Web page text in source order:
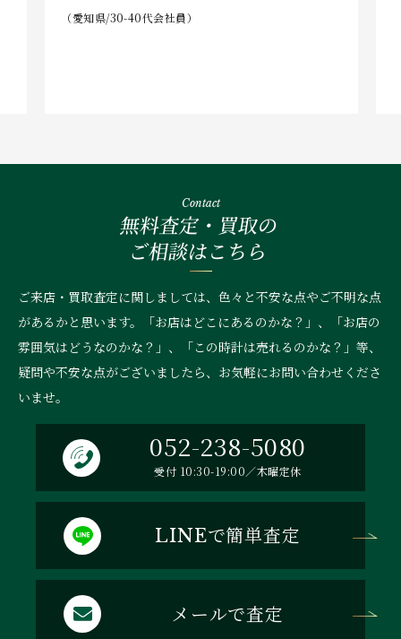
（愛知県/30-40代会社員）
Contact
無料査定・買取の
ご相談はこちら
ご来店・買取査定に関しましては、色々と不安な点やご不明な点
があるかと思います。「お店はどこにあるのかな？」、
「お店の
雰囲気はどうなのかな？」、「この時計は売れるのかな？」等、
疑問や不安な点がございましたら、お気軽にお問い合わせくださ
いませ。
052-238-5080
受付 10:30-19:00／木曜定休
LINEで簡単査定
メールで査定